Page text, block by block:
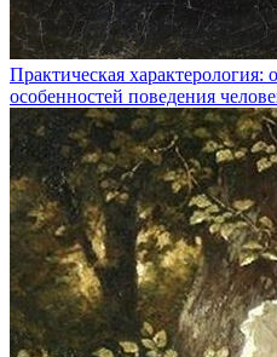
Практическая
особенностей поведения